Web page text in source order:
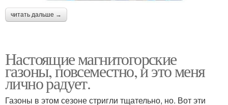
читать дальше →
Настоящие магнитогорские
газоны, повсеместно, и это меня
лично радует.
Газоны в этом сезоне стригли тщательно, но. Вот эти